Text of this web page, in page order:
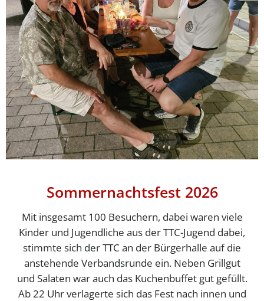
Sommernachtsfest 2026
Mit insgesamt 100 Besuchern, dabei waren viele
Kinder und Jugendliche aus der TTC-Jugend dabei,
stimmte sich der TTC an der Bürgerhalle auf die
anstehende Verbandsrunde ein. Neben Grillgut
und Salaten war auch das Kuchenbuffet gut gefüllt.
Ab 22 Uhr verlagerte sich das Fest nach innen und